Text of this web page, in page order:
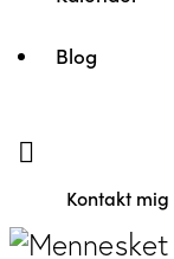
Blog
Kontakt mig